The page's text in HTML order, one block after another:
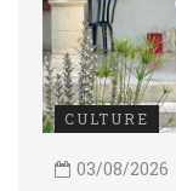
CULTURE
03/08/2026